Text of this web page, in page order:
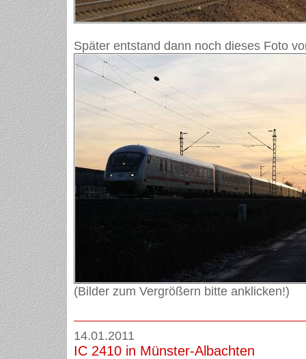
Später entstand dann noch dieses Foto
(Bilder zum Vergrößern bitte anklicken!)
14.01.2011
IC 2410 in Münster-Albachten